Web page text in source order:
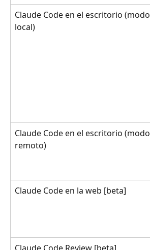
Claude Code en el escritorio (modo
local)
Claude Code en el escritorio (modo
remoto)
Claude Code en la web [beta]